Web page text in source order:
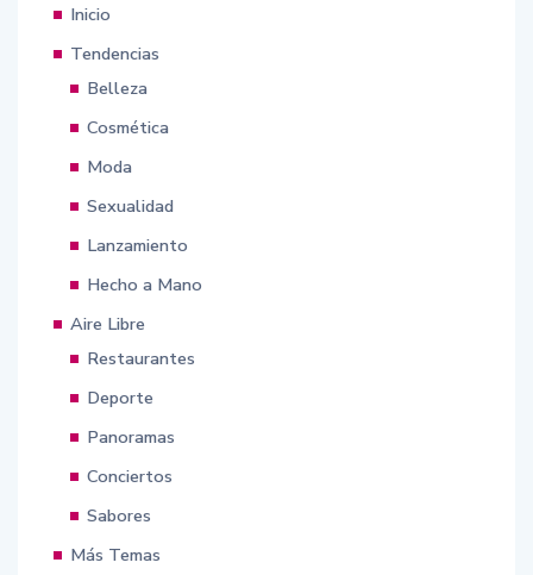
Inicio
Tendencias
Belleza
Cosmética
Moda
Sexualidad
Lanzamiento
Hecho a Mano
Aire Libre
Restaurantes
Deporte
Panoramas
Conciertos
Sabores
Más Temas